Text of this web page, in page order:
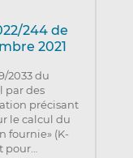
244 de
2021
2033 du
par des
précisant
le calcul du
fournie» (K-